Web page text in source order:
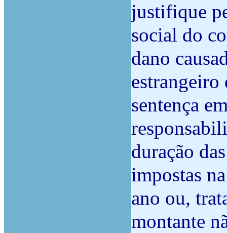
justifique
social do
dano
estrangeiro
sentença
duração
impostas
ano ou,
montante